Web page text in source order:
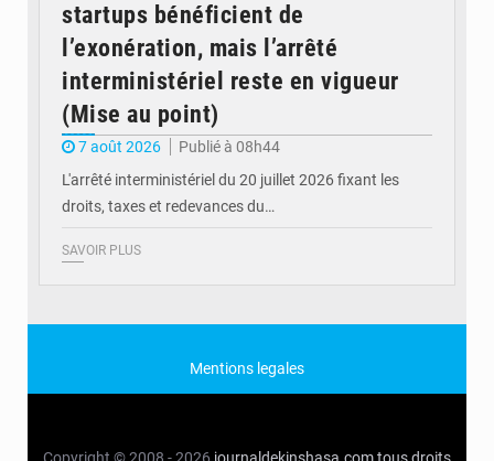
startups bénéficient de
l’exonération, mais l’arrêté
interministériel reste en vigueur
(Mise au point)
7 août 2026
Publié à 08h44
L'arrêté interministériel du 20 juillet 2026 fixant les
droits, taxes et redevances du…
SAVOIR PLUS
Mentions legales